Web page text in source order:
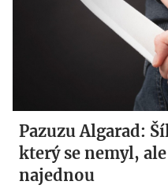
Pazuzu Algarad:
který se nemyl,
najednou